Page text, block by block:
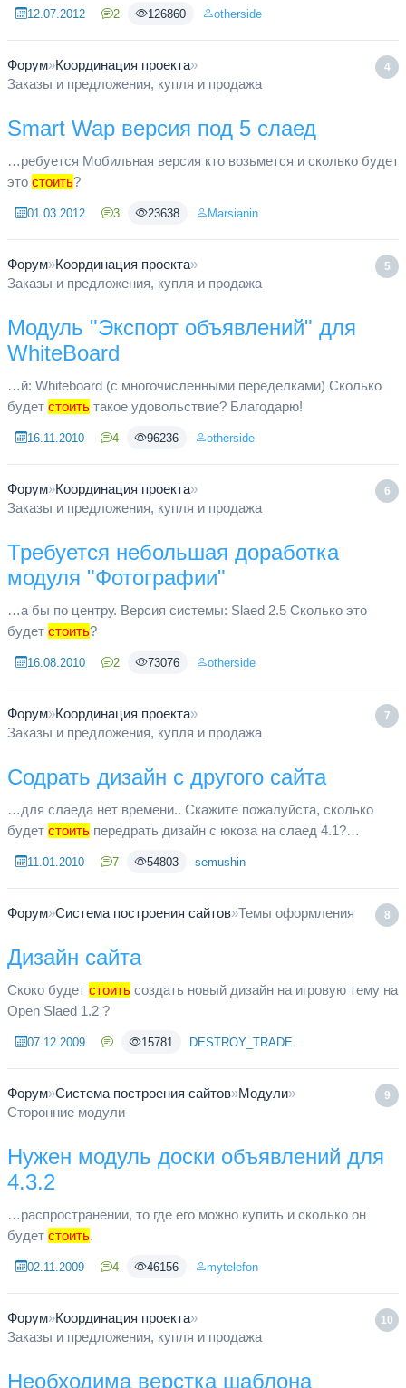
12.07.2012 2 126860 otherside
4
Форум»Координация проекта»
Заказы и предложения, купля и продажа
Smart Wap версия под 5 слаед
…ребуется Мобильная версия кто возьмется и сколько будет
это стоить?
01.03.2012 3 23638 Marsianin
5
Форум»Координация проекта»
Заказы и предложения, купля и продажа
Модуль "Экспорт объявлений" для
WhiteBoard
…й: Whiteboard (с многочисленными переделками) Сколько
будет стоить такое удовольствие? Благодарю!
16.11.2010 4 96236 otherside
6
Форум»Координация проекта»
Заказы и предложения, купля и продажа
Требуется небольшая доработка
модуля "Фотографии"
…а бы по центру. Версия системы: Slaed 2.5 Сколько это
будет стоить?
16.08.2010 2 73076 otherside
7
Форум»Координация проекта»
Заказы и предложения, купля и продажа
Содрать дизайн с другого сайта
…для слаеда нет времени.. Скажите пожалуйста, сколько
будет стоить передрать дизайн с юкоза на слаед 4.1?
Сайт на юкозе ht...
11.01.2010 7 54803 semushin
8
Форум»Система построения сайтов»Темы оформления
Дизайн сайта
Скоко будет стоить создать новый дизайн на игровую тему на
Open Slaed 1.2 ?
07.12.2009 15781 DESTROY_TRADE
9
Форум»Система построения сайтов»Модули»
Сторонние модули
Нужен модуль доски объявлений для
4.3.2
…распространении, то где его можно купить и сколько он
будет стоить.
02.11.2009 4 46156 mytelefon
10
Форум»Координация проекта»
Заказы и предложения, купля и продажа
Необходима верстка шаблона